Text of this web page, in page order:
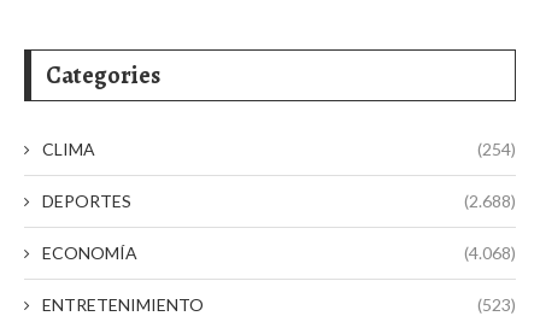
Categories
CLIMA (254)
DEPORTES (2.688)
ECONOMÍA (4.068)
ENTRETENIMIENTO (523)